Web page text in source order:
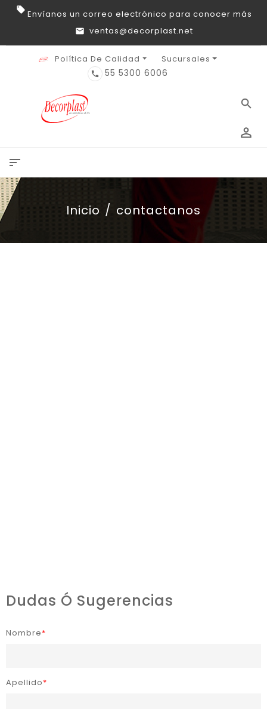
Envíanos un correo electrónico para conocer más
ventas@decorplast.net
Política De Calidad Sucursales
phone 55 5300 6006
search
perm_identity
sort
Inicio contactanos
Dudas Ó Sugerencias
Nombre*
Apellido*